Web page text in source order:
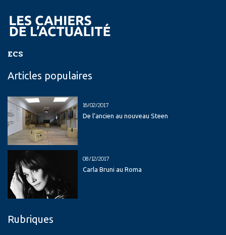
ECS
Articles populaires
16/02/2017
De l’ancien au nouveau Steen
08/12/2017
Carla Bruni au Roma
Rubriques